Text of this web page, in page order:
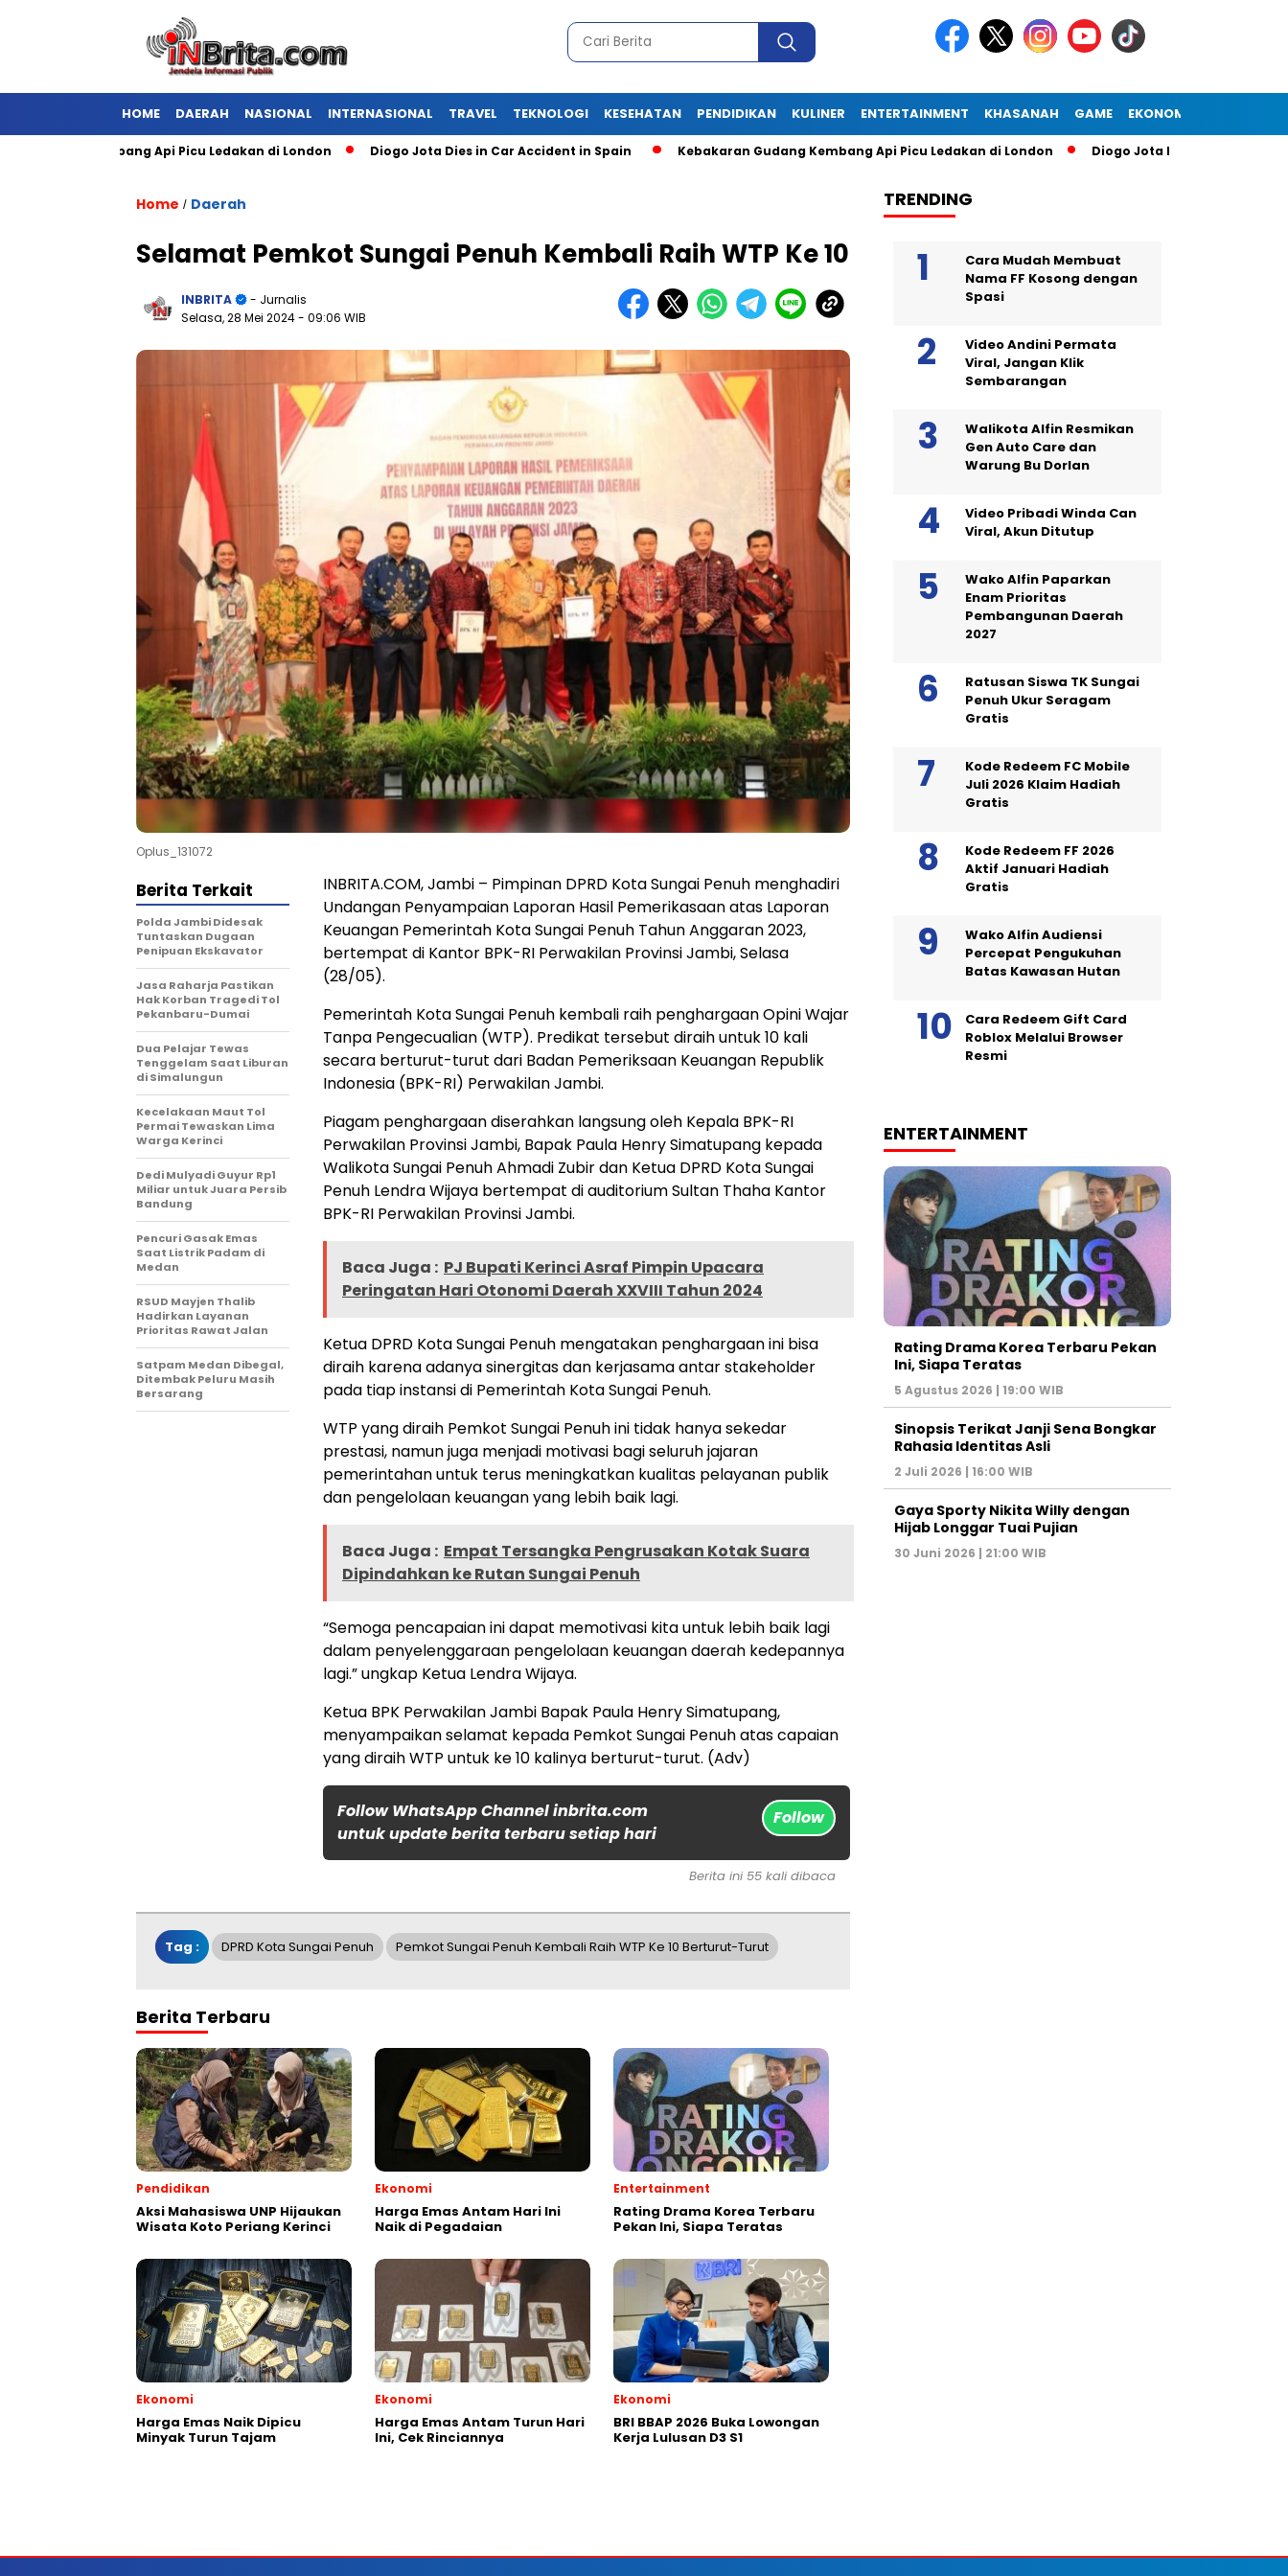
HOME DAERAH NASIONAL INTERNASIONAL TRAVEL TEKNOLOGI KESEHATAN PENDIDIKAN KULINER ENTERTAINMENT KHASANAH GAME EKONOMI
Kembang Api Picu Ledakan di London Diogo Jota Dies in Car Accident in Spain Kebakaran Gudang Kembang Api Picu Ledakan di London Diogo Jota Dies in Car Accident in
Home / Daerah
Selamat Pemkot Sungai Penuh Kembali Raih WTP Ke 10
INBRITA
- Jurnalis
Selasa, 28 Mei 2024- 09:06 WIB
Oplus_131072
INBRITA.COM, Jambi – Pimpinan DPRD Kota Sungai Penuh menghadiri
Undangan Penyampaian Laporan Hasil Pemerikasaan atas Laporan
Keuangan Pemerintah Kota Sungai Penuh Tahun Anggaran 2023,
bertempat di Kantor BPK-RI Perwakilan Provinsi Jambi, Selasa
(28/05).
Pemerintah Kota Sungai Penuh kembali raih penghargaan Opini Wajar
Tanpa Pengecualian (WTP). Predikat tersebut diraih untuk 10 kali
secara berturut-turut dari Badan Pemeriksaan Keuangan Republik
Indonesia (BPK-RI) Perwakilan Jambi.
Piagam penghargaan diserahkan langsung oleh Kepala BPK-RI
Perwakilan Provinsi Jambi, Bapak Paula Henry Simatupang kepada
Walikota Sungai Penuh Ahmadi Zubir dan Ketua DPRD Kota Sungai
Penuh Lendra Wijaya bertempat di auditorium Sultan Thaha Kantor
BPK-RI Perwakilan Provinsi Jambi.
Baca Juga : PJ Bupati Kerinci Asraf Pimpin Upacara
Peringatan Hari Otonomi Daerah XXVIII Tahun 2024
Ketua DPRD Kota Sungai Penuh mengatakan penghargaan ini bisa
diraih karena adanya sinergitas dan kerjasama antar stakeholder
pada tiap instansi di Pemerintah Kota Sungai Penuh.
WTP yang diraih Pemkot Sungai Penuh ini tidak hanya sekedar
prestasi, namun juga menjadi motivasi bagi seluruh jajaran
pemerintahan untuk terus meningkatkan kualitas pelayanan publik
dan pengelolaan keuangan yang lebih baik lagi.
Baca Juga : Empat Tersangka Pengrusakan Kotak Suara
Dipindahkan ke Rutan Sungai Penuh
“Semoga pencapaian ini dapat memotivasi kita untuk lebih baik lagi
dalam penyelenggaraan pengelolaan keuangan daerah kedepannya
lagi.” ungkap Ketua Lendra Wijaya.
Ketua BPK Perwakilan Jambi Bapak Paula Henry Simatupang,
menyampaikan selamat kepada Pemkot Sungai Penuh atas capaian
yang diraih WTP untuk ke 10 kalinya berturut-turut. (Adv)
Follow WhatsApp Channel inbrita.com
untuk update berita terbaru setiap hari
Follow
Berita Terkait
Polda Jambi Didesak
Tuntaskan Dugaan
Penipuan Ekskavator
Jasa Raharja Pastikan
Hak Korban Tragedi Tol
Pekanbaru-Dumai
Dua Pelajar Tewas
Tenggelam Saat Liburan
di Simalungun
Kecelakaan Maut Tol
Permai Tewaskan Lima
Warga Kerinci
Dedi Mulyadi Guyur Rp1
Miliar untuk Juara Persib
Bandung
Pencuri Gasak Emas
Saat Listrik Padam di
Medan
RSUD Mayjen Thalib
Hadirkan Layanan
Prioritas Rawat Jalan
Satpam Medan Dibegal,
Ditembak Peluru Masih
Bersarang
Berita ini 55 kali dibaca
Tag : DPRD Kota Sungai Penuh Pemkot Sungai Penuh Kembali Raih WTP Ke 10 Berturut-Turut
Berita Terbaru
Pendidikan
Aksi Mahasiswa UNP Hijaukan
Wisata Koto Periang Kerinci
Ekonomi
Harga Emas Antam Hari Ini
Naik di Pegadaian
Entertainment
Rating Drama Korea Terbaru
Pekan Ini, Siapa Teratas
Ekonomi
Harga Emas Naik Dipicu
Minyak Turun Tajam
Ekonomi
Harga Emas Antam Turun Hari
Ini, Cek Rinciannya
Ekonomi
BRI BBAP 2026 Buka Lowongan
Kerja Lulusan D3 S1
TRENDING
Cara Mudah Membuat
Nama FF Kosong dengan
Spasi
Video Andini Permata
Viral, Jangan Klik
Sembarangan
Walikota Alfin Resmikan
Gen Auto Care dan
Warung Bu Dorlan
Video Pribadi Winda Can
Viral, Akun Ditutup
Wako Alfin Paparkan
Enam Prioritas
Pembangunan Daerah
2027
Ratusan Siswa TK Sungai
Penuh Ukur Seragam
Gratis
Kode Redeem FC Mobile
Juli 2026 Klaim Hadiah
Gratis
Kode Redeem FF 2026
Aktif Januari Hadiah
Gratis
Wako Alfin Audiensi
Percepat Pengukuhan
Batas Kawasan Hutan
Cara Redeem Gift Card
Roblox Melalui Browser
Resmi
ENTERTAINMENT
Rating Drama Korea Terbaru Pekan
Ini, Siapa Teratas
5 Agustus 2026 | 19:00 WIB
Sinopsis Terikat Janji Sena Bongkar
Rahasia Identitas Asli
2 Juli 2026 | 16:00 WIB
Gaya Sporty Nikita Willy dengan
Hijab Longgar Tuai Pujian
30 Juni 2026 | 21:00 WIB